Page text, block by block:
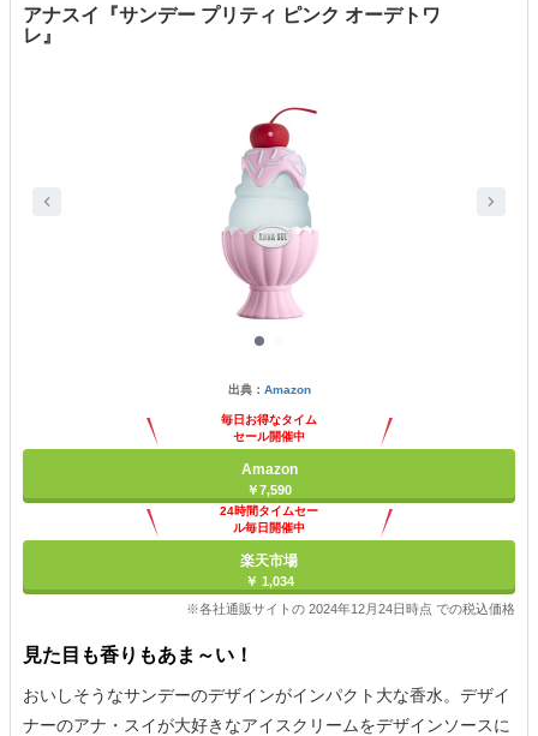
アナスイ『サンデー プリティ ピンク オーデトワ
レ』
出典： Amazon
毎日お得なタイム
セール開催中
Amazon
￥7,590
24時間タイムセー
ル毎日開催中
楽天市場
￥ 1,034
※各社通販サイトの 2024年12月24日時点 での税込価格
見た目も香りもあま～い！
おいしそうなサンデーのデザインがインパクト大な香水。デザイ
ナーのアナ・スイが大好きなアイスクリームをデザインソースに